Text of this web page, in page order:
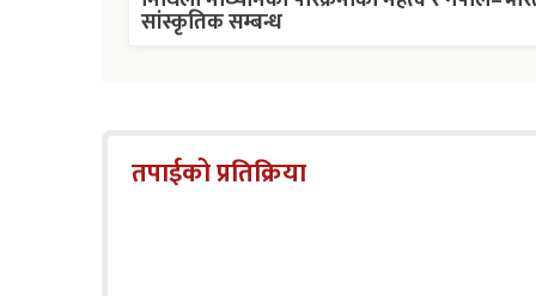
सांस्कृतिक सम्बन्ध
तपाईको प्रतिक्रिया